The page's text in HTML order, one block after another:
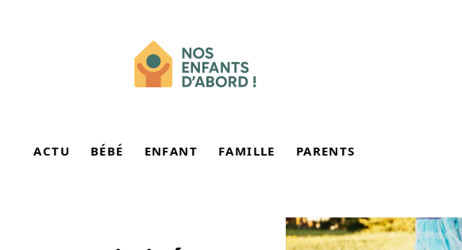
ACTU BÉBÉ ENFANT FAMILLE PARENTS